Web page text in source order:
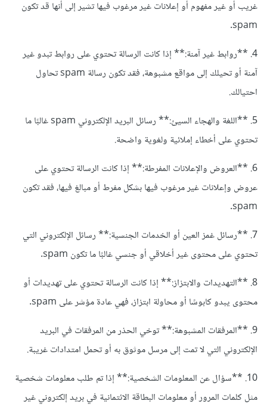
غريب أو غير مفهوم أو إعلانات غير مرغوب فيها تشير إلى أنها قد تكون
spam.
4. **روابط غير آمنة:** إذا كانت الرسالة تحتوي على روابط تبدو غير
آمنة أو تحيلك إلى مواقع مشبوهة، فقد تكون رسالة spam تحاول
احتيالك.
5. **اللغة والهجاء السيئ:** رسائل البريد الإلكتروني spam غالبًا ما
تحتوي على أخطاء إملائية ولغوية واضحة.
6. **العروض والإعلانات المفرطة:** إذا كانت الرسالة تحتوي على
عروض وإعلانات غير مرغوب فيها بشكل مفرط أو مبالغ فيها، فقد تكون
spam.
7. **رسائل غمز العين أو الخدمات الجنسية:** رسائل الإلكتروني التي
تحتوي على محتوى غير أخلاقي أو جنسي غالبًا ما تكون spam.
8. **التهديدات والابتزاز:** إذا كانت الرسالة تحتوي على تهديدات أو
محتوى يبدو كابوسًا أو محاولة ابتزاز، فهي عادة مؤشر على spam.
9. **المرفقات المشبوهة:** توخي الحذر من المرفقات في البريد
الإلكتروني التي لا تمت إلى مرسل موثوق به أو تحمل امتدادات غريبة.
10. **سؤال عن المعلومات الشخصية:** إذا تم طلب معلومات شخصية
مثل كلمات المرور أو معلومات البطاقة الائتمانية في بريد إلكتروني غير